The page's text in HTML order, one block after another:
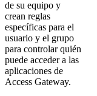
de su equipo y
crean reglas
específicas para el
usuario y el grupo
para controlar quién
puede acceder a las
aplicaciones de
Access Gateway.